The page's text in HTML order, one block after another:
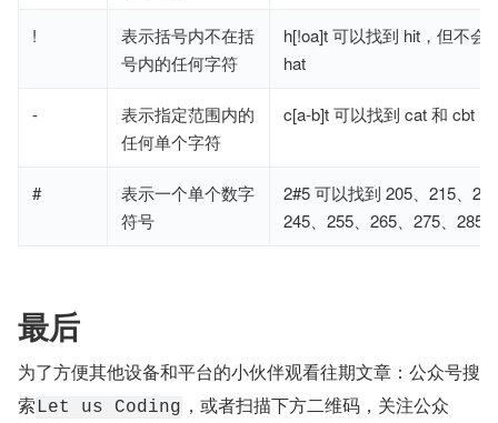
!
表示括号内不在括
号内的任何字符
h[!oa]t 可以找到 hit，但不会
hat
-
表示指定范围内的
任何单个字符
c[a-b]t 可以找到 cat 和 cbt
#
表示一个单个数字
符号
2#5 可以找到 205、215、
245、255、265、275、285
最后
为了方便其他设备和平台的小伙伴观看往期文章：公众号搜
索Let us Coding ，或者扫描下方二维码，关注公众